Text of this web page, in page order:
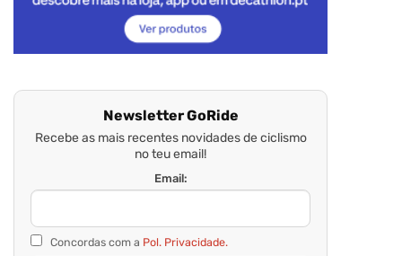
Newsletter GoRide
Recebe as mais recentes novidades de ciclismo
no teu email!
Email:
Concordas com a Pol. Privacidade.